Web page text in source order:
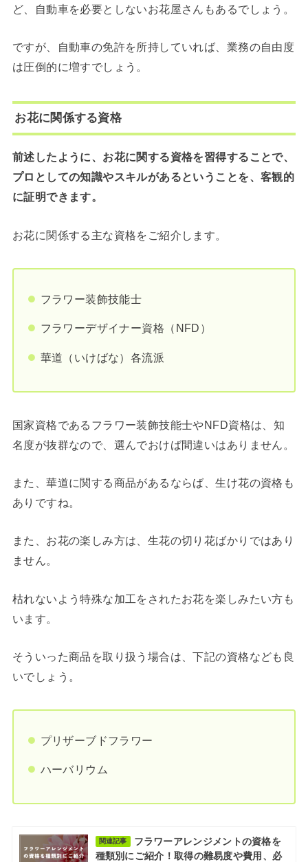
ど、自動車を必要としないお花屋さんもあるでしょう。
ですが、自動車の免許を所持していれば、業務の自由度
は圧倒的に増すでしょう。
お花に関係する資格
前述したように、お花に関する資格を習得することで、
プロとしての知識やスキルがあるということを、客観的
に証明できます。
お花に関係する主な資格をご紹介します。
フラワー装飾技能士
フラワーデザイナー資格（NFD）
華道（いけばな）各流派
国家資格であるフラワー装飾技能士やNFD資格は、知
名度が抜群なので、選んでおけば間違いはありません。
また、華道に関する商品があるならば、生け花の資格も
ありですね。
また、お花の楽しみ方は、生花の切り花ばかりではあり
ません。
枯れないよう特殊な加工をされたお花を楽しみたい方も
います。
そういった商品を取り扱う場合は、下記の資格なども良
いでしょう。
プリザーブドフラワー
ハーバリウム
関連記事
フラワーアレンジメントの資格を
種類別にご紹介！取得の難易度や費用、必